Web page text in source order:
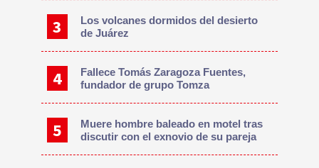
Los volcanes dormidos del desierto
de Juárez
Fallece Tomás Zaragoza Fuentes,
fundador de grupo Tomza
Muere hombre baleado en motel tras
discutir con el exnovio de su pareja